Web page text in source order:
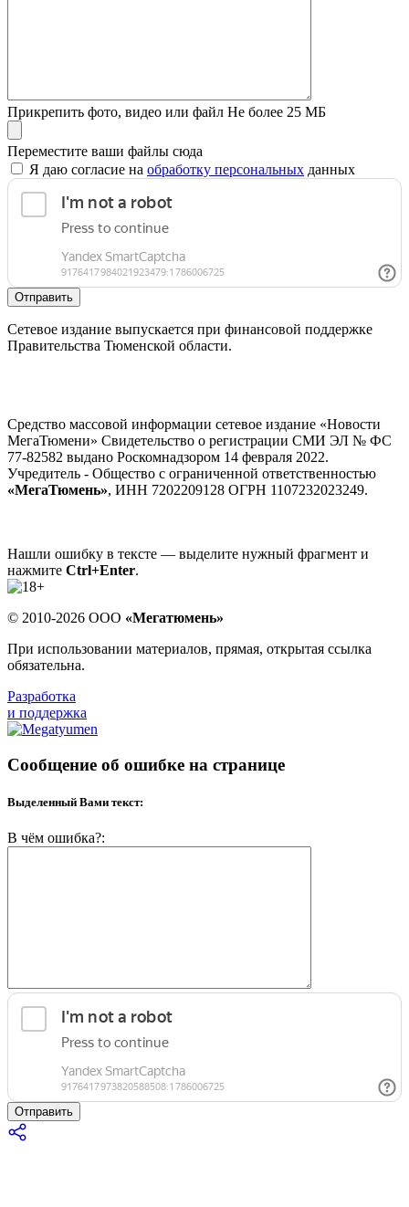
Прикрепить фото, видео или файл Не более 25 МБ
Переместите ваши файлы сюда
Я даю согласие на обработку персональных данных
Отправить
Сетевое издание выпускается при финансовой поддержке
Правительства Тюменской области.
Средство массовой информации сетевое издание «Новости
МегаТюмени» Свидетельство о регистрации СМИ ЭЛ № ФС
77-82582 выдано Роскомнадзором 14 февраля 2022.
Учредитель - Общество с ограниченной ответственностью
«МегаТюмень», ИНН 7202209128 ОГРН 1107232023249.
Нашли ошибку в тексте — выделите нужный фрагмент и
нажмите Ctrl+Enter.
© 2010-2026 ООО «Мегатюмень»
При использовании материалов, прямая, открытая ссылка
обязательна.
Разработка
и поддержка
Сообщение об ошибке на странице
Выделенный Вами текст:
В чём ошибка?:
Отправить